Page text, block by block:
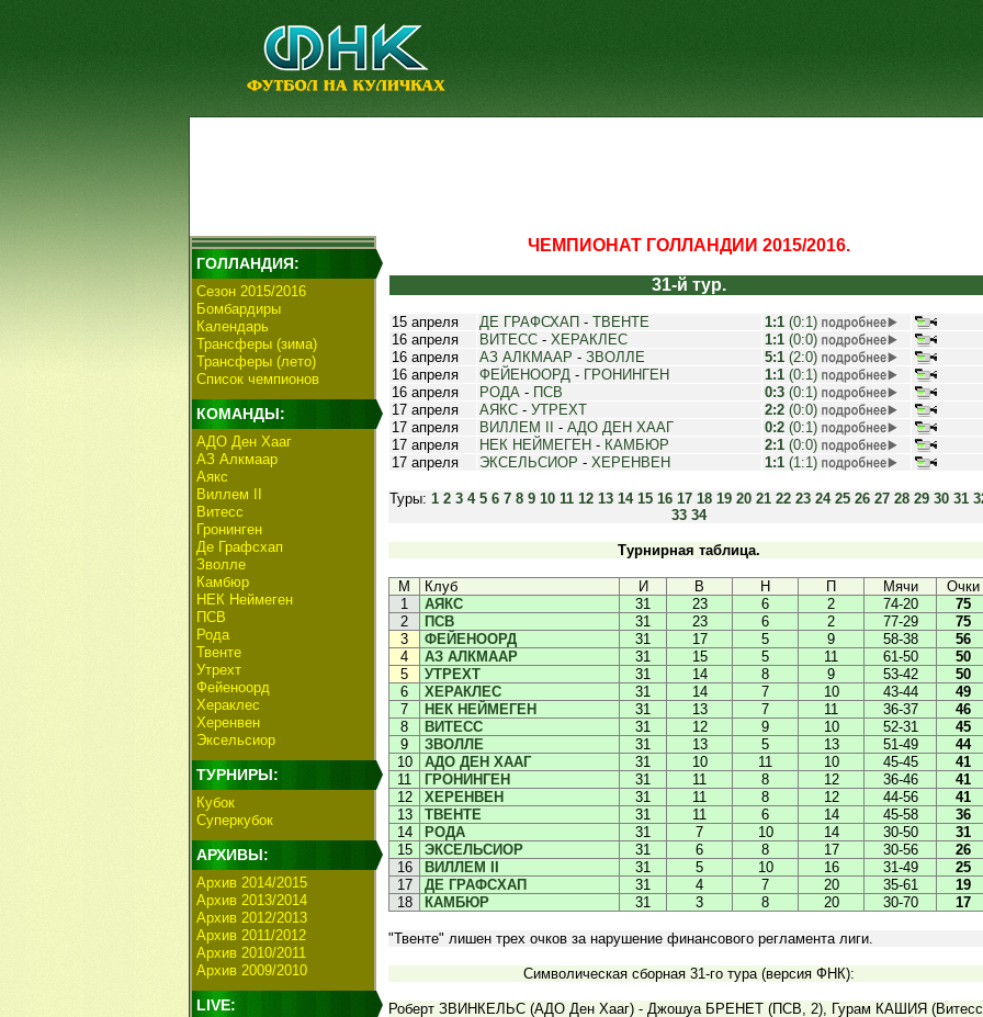
ГОЛЛАНДИЯ:
Сезон 2015/2016
Бомбардиры
Календарь
Трансферы (зима)
Трансферы (лето)
Список чемпионов
КОМАНДЫ:
АДО Ден Хааг
АЗ Алкмаар
Аякс
Виллем II
Витесс
Гронинген
Де Графсхап
Зволле
Камбюр
НЕК Неймеген
ПСВ
Рода
Твенте
Утрехт
Фейеноорд
Хераклес
Херенвен
Эксельсиор
ТУРНИРЫ:
Кубок
Суперкубок
АРХИВЫ:
Архив 2014/2015
Архив 2013/2014
Архив 2012/2013
Архив 2011/2012
Архив 2010/2011
Архив 2009/2010
LIVE:
ЧЕМПИОНАТ ГОЛЛАНДИИ 2015/2016.
31-й тур.
15 апреля ДЕ ГРАФСХАП - ТВЕНТЕ 1:1 (0:1)
16 апреля
ВИТЕСС - ХЕРАКЛЕС 1:1 (0:0)
16 апреля
АЗ АЛКМААР - ЗВОЛЛЕ 5:1 (2:0)
16 апреля
ФЕЙЕНООРД - ГРОНИНГЕН 1:1 (0:1)
16 апреля
РОДА - ПСВ 0:3 (0:1)
17 апреля
АЯКС - УТРЕХТ 2:2 (0:0)
17 апреля
ВИЛЛЕМ II - АДО ДЕН ХААГ 0:2 (0:1)
17 апреля
НЕК НЕЙМЕГЕН - КАМБЮР 2:1 (0:0)
17 апреля
ЭКСЕЛЬСИОР - ХЕРЕНВЕН 1:1 (1:1)
Туры: 1 2 3 4 5 6 7 8 9 10 11 12 13 14 15 16 17 18 19 20 21 22 23 24 25 26 27 28 29 30 31
33 34
Турнирная таблица.
М Клуб И В Н П Мячи
Очки
1
АЯКС 31 23 6 2 74-20
75
2
ПСВ 31 23 6 2 77-29
75
3
ФЕЙЕНООРД 31 17 5 9 58-38
56
4
АЗ АЛКМААР 31 15 5 11 61-50
50
5
УТРЕХТ 31 14 8 9 53-42
50
6
ХЕРАКЛЕС 31 14 7 10 43-44
49
7
НЕК НЕЙМЕГЕН 31 13 7 11 36-37
46
8
ВИТЕСС 31 12 9 10 52-31
45
9
ЗВОЛЛЕ 31 13 5 13 51-49
44
10
АДО ДЕН ХААГ 31 10 11 10 45-45
41
11
ГРОНИНГЕН 31 11 8 12 36-46
41
12
ХЕРЕНВЕН 31 11 8 12 44-56
41
13
ТВЕНТЕ 31 11 6 14 45-58
36
14
РОДА 31 7 10 14 30-50
31
15
ЭКСЕЛЬСИОР 31 6 8 17 30-56
26
16
ВИЛЛЕМ II 31 5 10 16 31-49
25
17
ДЕ ГРАФСХАП 31 4 7 20 35-61
19
18
КАМБЮР 31 3 8 20 30-70 17
"Твенте" лишен трех очков за нарушение финансового регламента лиги.
Символическая сборная 31-го тура (версия ФНК):
Роберт ЗВИНКЕЛЬС (АДО Ден Хааг) - Джошуа БРЕНЕТ (ПСВ, 2), Гурам КАШИЯ